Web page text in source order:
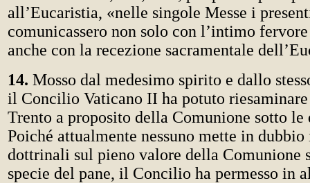
all’Eucaristia, «nelle singole Messe i
comunicassero non solo con l’intimo
anche con la recezione sacramentale
14. Mosso dal medesimo spirito e dallo
il Concilio Vaticano II ha potuto
Trento a proposito della Comunione sotto le
Poiché attualmente nessuno mette in
dottrinali sul pieno valore della Comunione
specie del pane, il Concilio ha permesso in